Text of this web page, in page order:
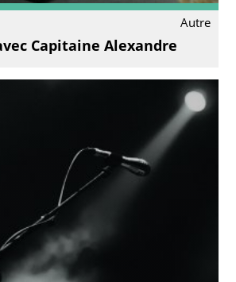
Autre
Capitaine Alexandre